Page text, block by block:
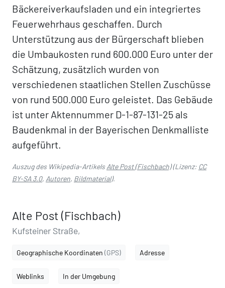
Bäckereiverkaufsladen und ein integriertes
Feuerwehrhaus geschaffen. Durch
Unterstützung aus der Bürgerschaft blieben
die Umbaukosten rund 600.000 Euro unter der
Schätzung, zusätzlich wurden von
verschiedenen staatlichen Stellen Zuschüsse
von rund 500.000 Euro geleistet. Das Gebäude
ist unter Aktennummer D-1-87-131-25 als
Baudenkmal in der Bayerischen Denkmalliste
aufgeführt.
Auszug des Wikipedia-ArtikelsAlte Post (Fischbach)(Lizenz: CC
BY-SA 3.0, Autoren, Bildmaterial).
Alte Post (Fischbach)
Kufsteiner Straße,
Geographische Koordinaten (GPS) Adresse
Weblinks In der Umgebung